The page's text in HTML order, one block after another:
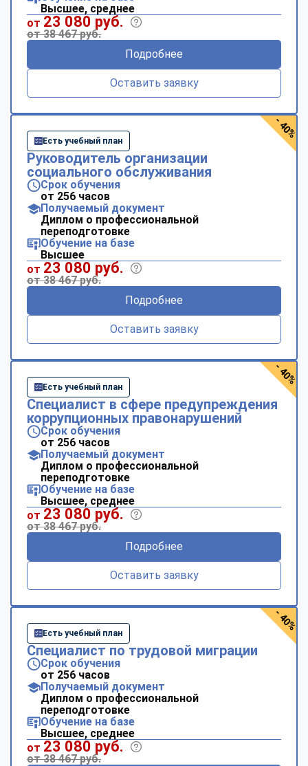
Высшее, среднее
от 23 080 руб.
от 38 467 руб.
Подробнее
Оставить заявку
Есть учебный план
Руководитель организации
социального обслуживания
Срок обучения
от 256 часов
Получаемый документ
Диплом о профессиональной
переподготовке
Обучение на базе
Высшее
от 23 080 руб.
от 38 467 руб.
Подробнее
Оставить заявку
- 40%
Есть учебный план
Специалист в сфере предупреждения
коррупционных правонарушений
Срок обучения
от 256 часов
Получаемый документ
Диплом о профессиональной
переподготовке
Обучение на базе
Высшее, среднее
от 23 080 руб.
от 38 467 руб.
Подробнее
Оставить заявку
- 40%
Есть учебный план
Специалист по трудовой миграции
Срок обучения
от 256 часов
Получаемый документ
Диплом о профессиональной
переподготовке
Обучение на базе
Высшее, среднее
от 23 080 руб.
от 38 467 руб.
- 40%